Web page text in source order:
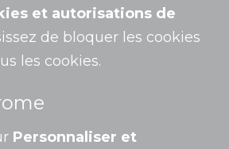
et autorisations de
de bloquer les cookies
les cookies.
Personnaliser et